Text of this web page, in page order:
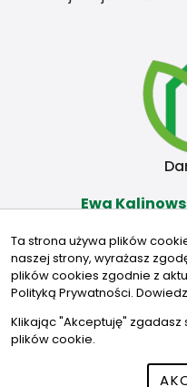
Ewa
16-
© 2026 Wszystkie
Ta strona używa plików
naszej strony, wyrażasz
plików cookies zgodnie z
Polityką Prywatności.
Klikając "Akceptuję" zgadasz
plików cookie.